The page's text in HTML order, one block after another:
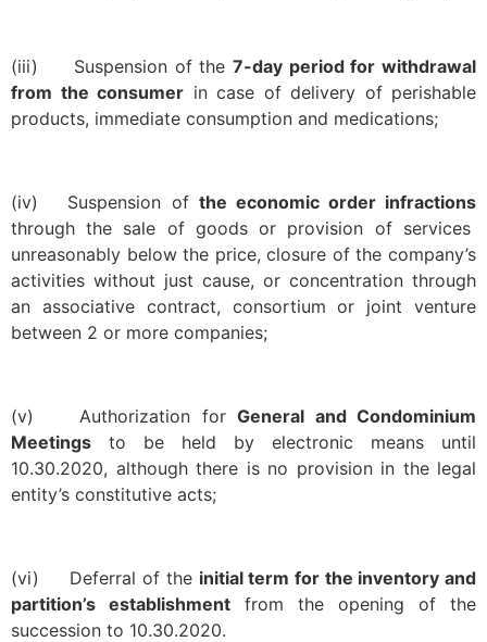
(iii) Suspension of the7-day period for withdrawal
from the consumer in case of delivery of perishable
products, immediate consumption and medications;
(iv) Suspension of the economic order infractions
through the sale of goods or provision of services
unreasonably below the price, closure of the company’s
activities without just cause, or concentration through
an associative contract, consortium or joint venture
between 2 or more companies;
(v) Authorization for General and Condominium
Meetings to be held by electronic means until
10.30.2020, although there is no provision in the legal
entity’s constitutive acts;
(vi) Deferral of the initial term for the inventory and
partition’s establishment
from the opening of the
succession to 10.30.2020.